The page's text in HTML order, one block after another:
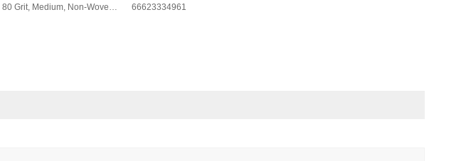
4-1/2" Hook-and-Loop Sanding Disc, Aluminum Oxide, 80 Grit, Medium, Non-Woven, VortexRapid Prep 研磨砂光盘和套件钩环砂光盘
66623334961